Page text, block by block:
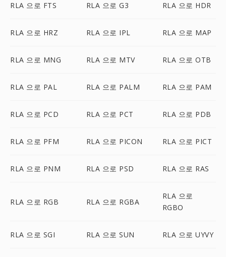
RLA 으로 FTS RLA 으로 G3 RLA 으로 HDR
RLA 으로 HRZ RLA 으로 IPL RLA 으로 MAP
RLA 으로 MNG RLA 으로 MTV RLA 으로 OTB
RLA 으로 PAL RLA 으로 PALM RLA 으로 PAM
RLA 으로 PCD RLA 으로 PCT RLA 으로 PDB
RLA 으로 PFM RLA 으로 PICON RLA 으로 PICT
RLA 으로 PNM RLA 으로 PSD RLA 으로 RAS
RLA 으로 RGB RLA 으로 RGBA
RLA 으로
RGBO
RLA 으로 SGI RLA 으로 SUN RLA 으로 UYVY